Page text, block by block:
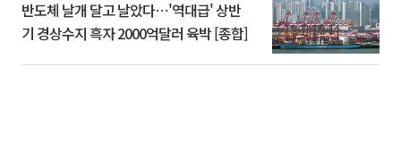
반도체 날개 달고 날았다⋯'역대급' 상반
기 경상수지 흑자 2000억달러 육박 [종합]